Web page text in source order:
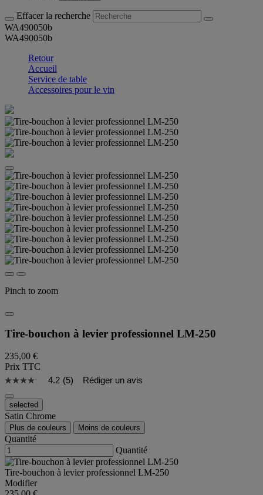
Effacer la recherche
WA490050b
WA490050b
Retour
Accueil
Service de table
Accessoires pour le vin
Pinch to zoom
Tire-bouchon à levier professionnel LM-250
235,00 €
Prix TTC
4.2 (5) Rédiger un avis
selected
Satin Chrome
Plus de couleurs Moins de couleurs
Quantité
Quantité
Tire-bouchon à levier professionnel LM-250
Modifier